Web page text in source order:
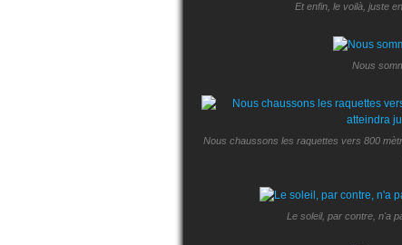
Et enfin, le voilà, juste
Nous
Nous chaussons les raquettes vers 800
Le soleil, par contre, n'a